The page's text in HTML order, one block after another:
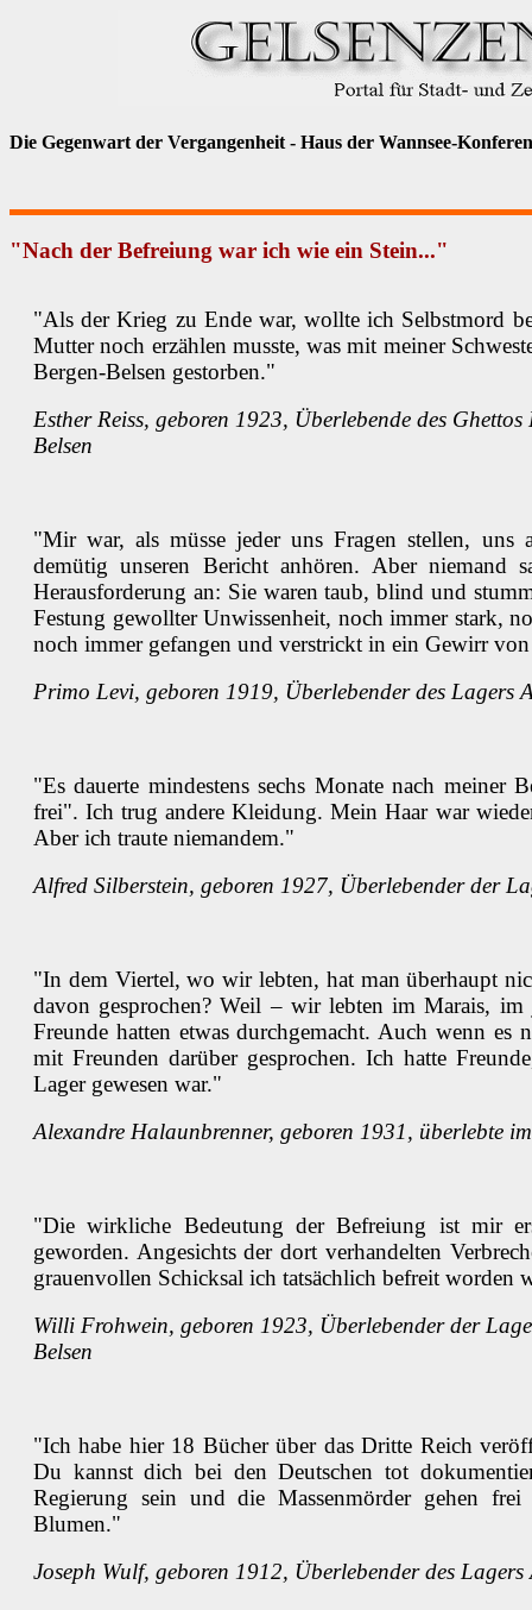
Die Gegenwart der Vergangenheit - Haus der Wannsee-
"Nach der Befreiung war ich wie ein Stein..."
"Als der Krieg zu Ende war, wollte ich Selbstmord
Mutter noch erzählen musste, was mit meiner
Bergen-Belsen gestorben."
Esther Reiss, geboren 1923, Überlebende des
Belsen
"Mir war, als müsse jeder uns Fragen stellen, uns
demütig unseren Bericht anhören. Aber
Herausforderung an: Sie waren taub, blind und
Festung gewollter Unwissenheit, noch immer stark,
noch immer gefangen und verstrickt in ein Gewirr
Primo Levi, geboren 1919, Überlebender des Lagers
"Es dauerte mindestens sechs Monate nach
frei". Ich trug andere Kleidung. Mein Haar war
Aber ich traute niemandem."
Alfred Silberstein, geboren 1927, Überlebender der
"In dem Viertel, wo wir lebten, hat man überhaupt
davon gesprochen? Weil – wir lebten im Marais,
Freunde hatten etwas durchgemacht. Auch wenn es
mit Freunden darüber gesprochen. Ich hatte
Lager gewesen war."
Alexandre Halaunbrenner, geboren 1931, überlebte
"Die wirkliche Bedeutung der Befreiung ist mir
geworden. Angesichts der dort verhandelten
grauenvollen Schicksal ich tatsächlich befreit worden
Willi Frohwein, geboren 1923, Überlebender der
Belsen
"Ich habe hier 18 Bücher über das Dritte Reich
Du kannst dich bei den Deutschen tot
Regierung sein und die Massenmörder gehen
Blumen."
Joseph Wulf, geboren 1912, Überlebender des Lagers